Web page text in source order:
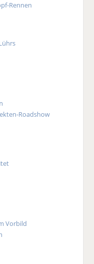
Rennen
Roadshow
Vorbild